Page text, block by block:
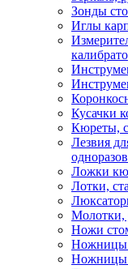
Зонды
Иглы
Кусачки
Кюреты,
Лезвия
Ложки
Лотки,
Молотки,
Ножи
Ножницы
Ножницы